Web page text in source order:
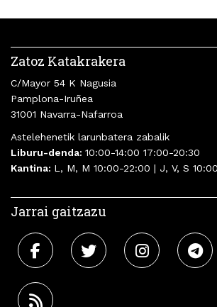
Zatoz Katakrakera
C/Mayor 54 K Nagusia
Pamplona-Iruñea
31001 Navarra-Nafarroa
Astelehenetik larunbatera zabalik
Liburu-denda: 10:00-14:00 17:00-20:30
Kantina: L, M, M 10:00-22:00 | J, V, S
Jarrai gaitzazu